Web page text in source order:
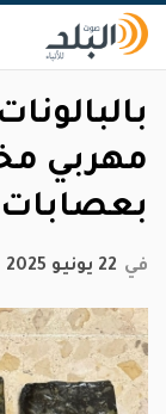
مهربي
بعصابات
في 22 يونيو 2025